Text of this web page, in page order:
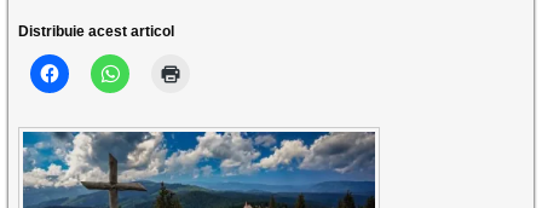
Distribuie acest articol